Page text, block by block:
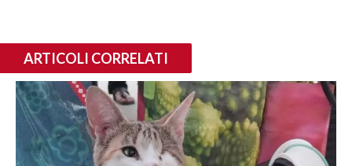
ARTICOLI CORRELATI